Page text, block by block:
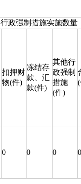
行政强制措施实施数量
扣押财
物(件)
冻结存
款、汇
款(件)
其他行
政强制
措施
(件)
0 0 0 0